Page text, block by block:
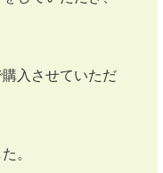
入させていただ
。